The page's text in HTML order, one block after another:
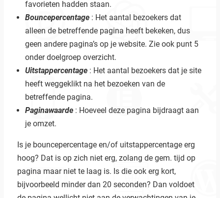
favorieten hadden staan.
Bouncepercentage: Het aantal bezoekers dat
alleen de betreffende pagina heeft bekeken, dus
geen andere pagina’s op je website. Zie ook punt 5
onder doelgroep overzicht.
Uitstappercentage: Het aantal bezoekers dat je site
heeft weggeklikt na het bezoeken van de
betreffende pagina.
Paginawaarde: Hoeveel deze pagina bijdraagt aan
je omzet.
Is je bouncepercentage en/of uitstappercentage erg
hoog? Dat is op zich niet erg, zolang de gem. tijd op
pagina maar niet te laag is. Is die ook erg kort,
bijvoorbeeld minder dan 20 seconden? Dan voldoet